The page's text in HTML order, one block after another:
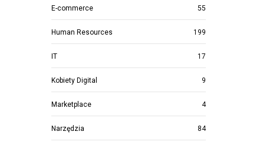
E-commerce 55
Human Resources 199
IT 17
Kobiety Digital 9
Marketplace 4
Narzędzia 84